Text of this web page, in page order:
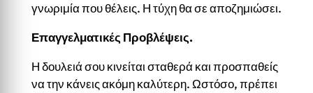
γνωριμία που θέλεις. Η τύχη θα σε αποζημιώσει.
Επαγγελματικές Προβλέψεις.
Η δουλειά σου κινείται σταθερά και προσπαθείς
να την κάνεις ακόμη καλύτερη. Ωστόσο, πρέπει